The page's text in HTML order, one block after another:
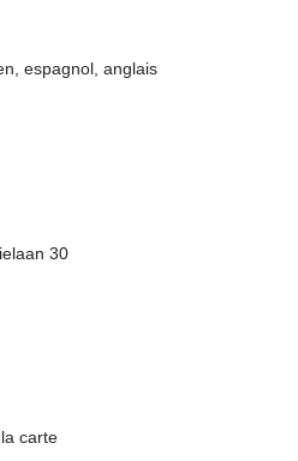
espagnol, anglais
30
carte